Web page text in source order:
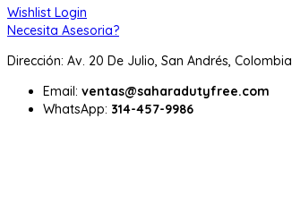
Wishlist Login
Necesita Asesoria?
Dirección: Av. 20 De Julio, San Andrés, Colombia
Email: ventas@saharadutyfree.com
WhatsApp: 314-457-9986